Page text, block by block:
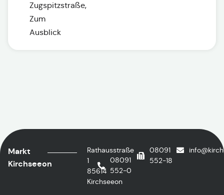
Zugspitzstraße,
Zum
Ausblick
Markt
Kirchseeon
Rathausstraße
1
85614
Kirchseeon
08091
552-0
08091
552-18